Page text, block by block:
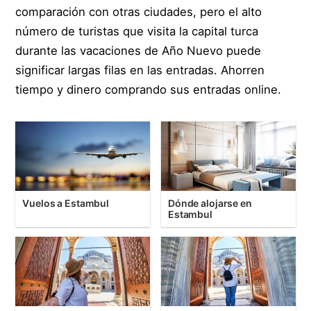
comparación con otras ciudades, pero el alto
número de turistas que visita la capital turca
durante las vacaciones de Año Nuevo puede
significar largas filas en las entradas. Ahorren
tiempo y dinero comprando sus entradas online.
Vuelos a Estambul
Dónde alojarse en
Estambul